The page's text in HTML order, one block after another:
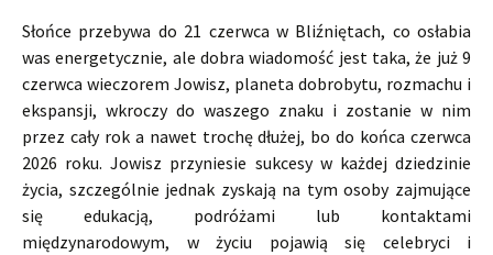
Słońce przebywa do 21 czerwca w Bliźniętach, co osłabia
was energetycznie, ale dobra wiadomość jest taka, że już 9
czerwca wieczorem Jowisz, planeta dobrobytu, rozmachu i
ekspansji, wkroczy do waszego znaku i zostanie w nim
przez cały rok a nawet trochę dłużej, bo do końca czerwca
2026 roku. Jowisz przyniesie sukcesy w każdej dziedzinie
życia, szczególnie jednak zyskają na tym osoby zajmujące
się edukacją, podróżami lub kontaktami
międzynarodowym, w życiu pojawią się celebryci i